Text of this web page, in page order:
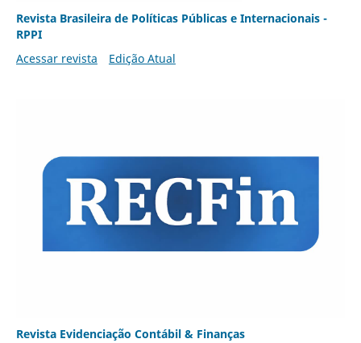
Revista Brasileira de Políticas Públicas e Internacionais -
RPPI
Acessar revista
Edição Atual
Revista Evidenciação Contábil & Finanças